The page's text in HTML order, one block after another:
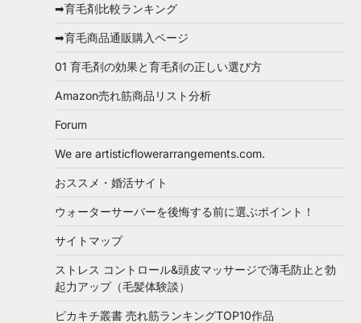
➡育毛剤比較ランキング
➡育毛商品通販購入ページ
01 育毛剤の効果と育毛剤の正しい選び方
Amazon売れ筋商品リスト分析
Forum
We are artisticflowerarrangements.com.
おススメ・婚活サイト
ウォーターサーバーを後悔する前に選ぶポイント！
サイトマップ
ストレス コントロール&頭皮マッサージで薄毛防止と勃
起力アップ（毛髪体験談）
ピカキチ叢書 売れ筋ランキングTOP10作品